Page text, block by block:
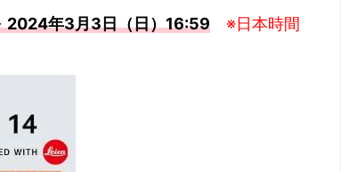
2024年3月3日（日）16:59 ※日本時間